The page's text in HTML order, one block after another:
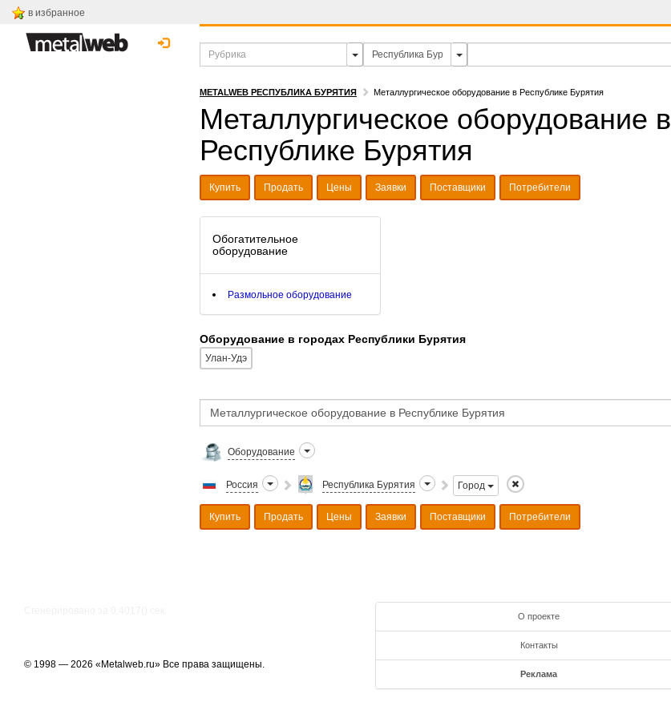
в избранное
METALWEB РЕСПУБЛИКА БУРЯТИЯ Металлургическое оборудование в Республике Бурятия
Металлургическое оборудование в
Республике Бурятия
Купить Продать Цены Заявки Поставщики Потребители
Обогатительное
оборудование
Размольное оборудование
Оборудование в городах Республики Бурятия
Улан-Удэ
Оборудование
Россия Республика Бурятия Город
Купить Продать Цены Заявки Поставщики Потребители
© 1998 — 2026 «Metalweb.ru» Все права защищены.
О проекте
Контакты
Реклама